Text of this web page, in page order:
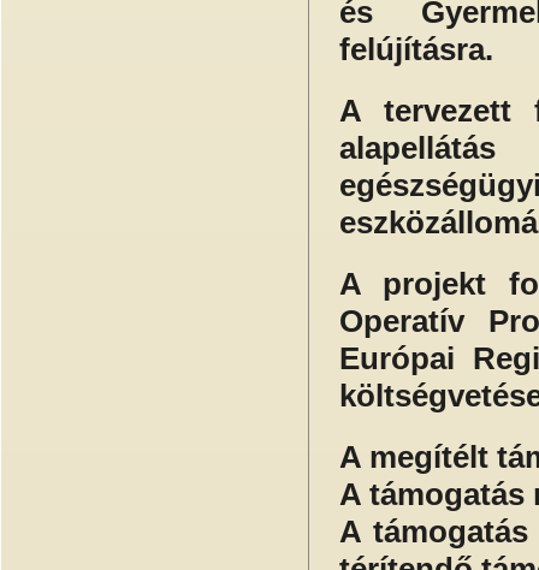
és
felújításra.
A tervezett
A projekt
Operatív
Európai
A megítélt
A
A